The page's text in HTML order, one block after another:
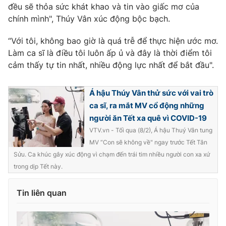
Photo Infographic
Video Shorts video
VTV Sức khoẻ Bất động sản
Thị trường 24h Tấm lòng Việt
VTV4
VTV9
Liên hệ tòa soạn
đều sẽ thỏa sức khát khao và tin vào giấc mơ của
chính mình", Thúy Vân xúc động bộc bạch.
“Với tôi, không bao giờ là quá trễ để thực hiện ước mơ.
Làm ca sĩ là điều tôi luôn ấp ủ và đây là thời điểm tôi
cảm thấy tự tin nhất, nhiều động lực nhất để bắt đầu".
Á hậu Thúy Vân thử sức với vai trò
ca sĩ, ra mắt MV cổ động những
người ăn Tết xa quê vì COVID-19
VTV.vn - Tối qua (8/2), Á hậu Thuý Vân tung
MV “Con sẽ không về" ngay trước Tết Tân
Sửu. Ca khúc gây xúc động vì chạm đến trái tim nhiều người con xa xứ
trong dịp Tết này.
Tin liên quan